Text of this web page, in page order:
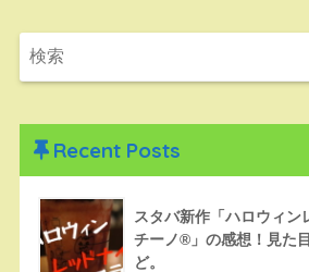
Recent Posts
スタバ新作「ハロウィン
チーノ®」の感想！見た
ど。